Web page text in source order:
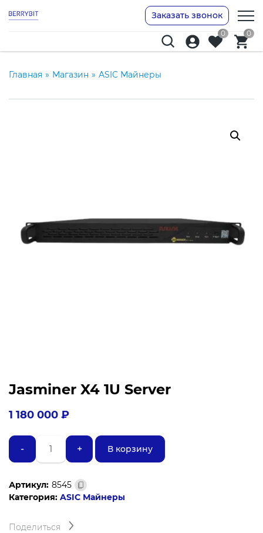
Заказать звонок
0 0
Главная » Магазин » ASIC Майнеры
Jasminer X4 1U Server
1 180 000 ₽
-
Количество
товара
Jasminer
1U
Server
+ В корзину
Артикул: 8545
Категория: ASIC Майнеры
Поделиться